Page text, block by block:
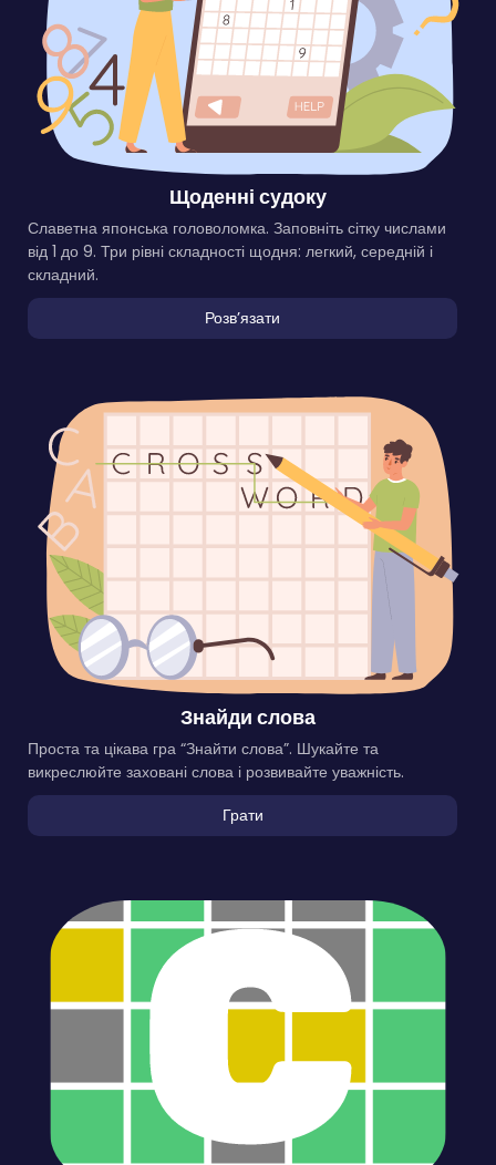
Щоденні судоку
Славетна японська головоломка. Заповніть сітку числами
від 1 до 9. Три рівні складності щодня: легкий, середній і
складний.
Розвʼязати
Знайди слова
Проста та цікава гра “Знайти слова”. Шукайте та
викреслюйте заховані слова і розвивайте уважність.
Грати